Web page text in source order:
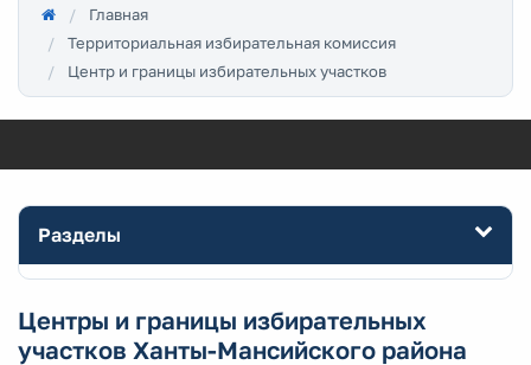
Главная
Территориальная избирательная комиссия
Центр и границы избирательных участков
Разделы
Центры и границы избирательных
участков Ханты-Мансийского района